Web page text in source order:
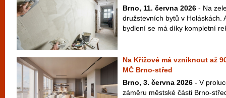
Brno, 11. června 2026 - Na
družstevních bytů v Holáskách.
bydlení se má díky kompletní
Na Křížové má vzniknout až
MČ Brno-střed
Brno, 3. června 2026 - V
záměru městské části Brno-